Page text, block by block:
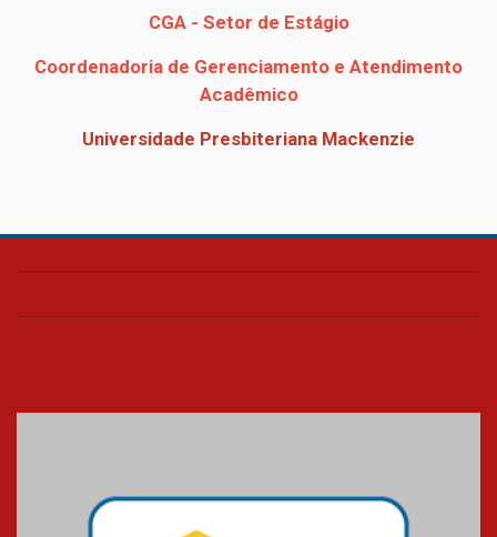
CGA - Setor de Estágio
Coordenadoria de Gerenciamento e Atendimento
Acadêmico
Universidade Presbiteriana Mackenzie